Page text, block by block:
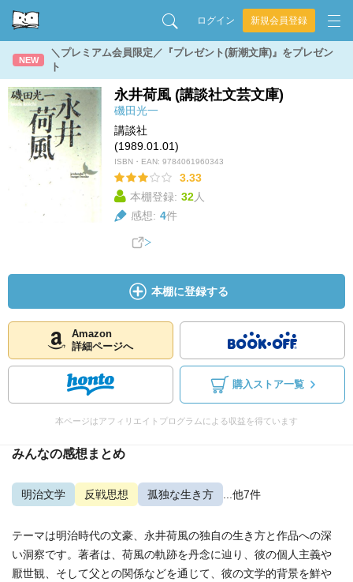
ログイン 新規会員登録
NEW
＼プレミアム会員限定／『プレゼント(新潮文庫)』をプレゼン
ト
永井荷風 (講談社文芸文庫)
磯田光一
講談社
(1989.01.01)
ISBN・EAN: 9784061960343
3.33
本棚登録: 32人
感想: 4件
本棚に登録する
Amazon
詳細ページへ
購入ストア一覧
本ページはアフィリエイトプログラムによる収益を得ています
みんなの感想まとめ
明治文学 反戦思想 孤独な生き方 ...他7件
テーマは明治時代の文豪、永井荷風の独自の生き方と作品への深
い洞察です。著者は、荷風の軌跡を丹念に辿り、彼の個人主義や
厭世観、そして父との関係などを通じて、彼の文学的背景を鮮や